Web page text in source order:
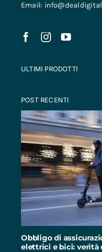
Email:
ULTIMI PRODOTTI
POST RECENTI
Obbligo di
elettrici e bici: verità